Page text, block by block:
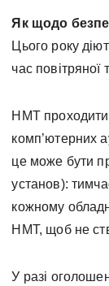
Як щодо
Цього року
час повітряної
НМТ
комп’ютерних
це може бути
установ):
кожному
НМТ, щоб не
У разі